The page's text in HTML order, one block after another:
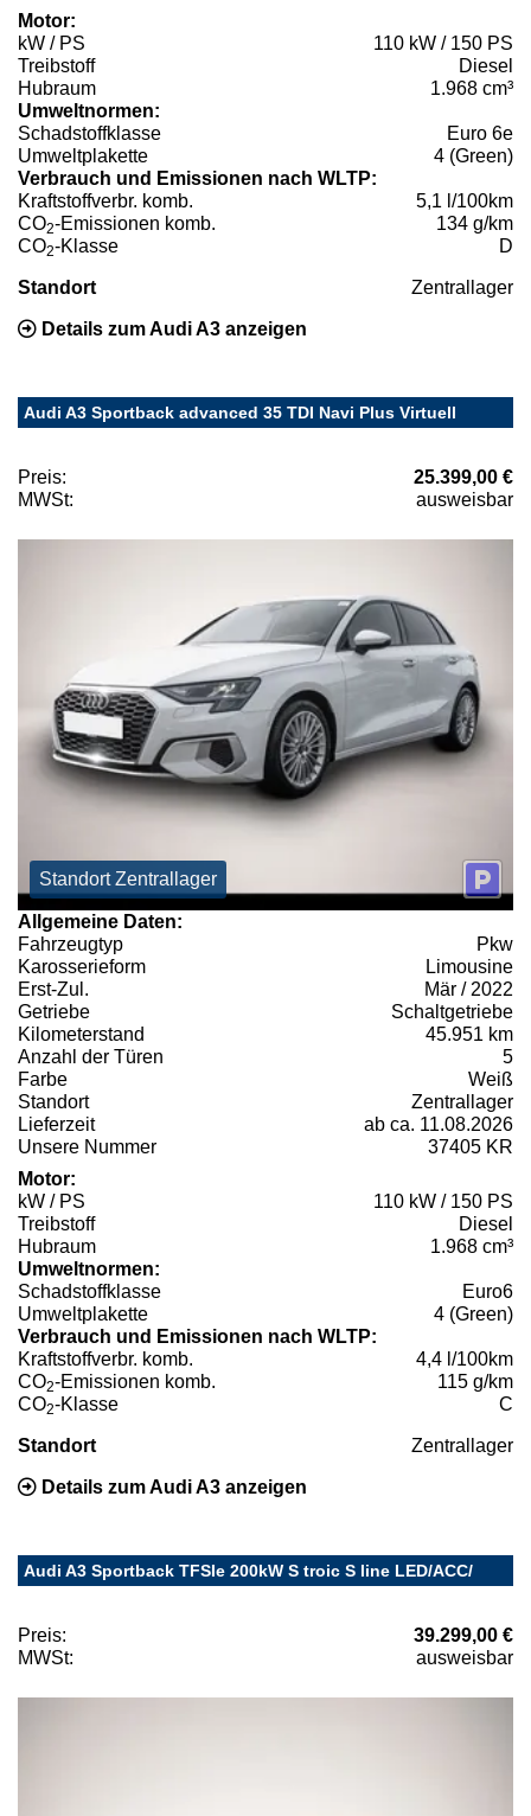
Motor:
kW / PS
110 kW / 150 PS
Treibstoff
Diesel
Hubraum
1.968 cm³
Umweltnormen:
Schadstoffklasse
Euro 6e
Umweltplakette
4 (Green)
Verbrauch und Emissionen nach WLTP:
Kraftstoffverbr. komb.
5,1 l/100km
CO2-Emissionen komb.
134 g/km
CO2-Klasse D
Standort Zentrallager
Details zum Audi A3 anzeigen
Audi A3 Sportback advanced 35 TDI Navi Plus Virtuell
Preis:
25.399,00 €
MWSt:
ausweisbar
Standort Zentrallager
Allgemeine Daten:
Fahrzeugtyp
Pkw
Karosserieform
Limousine
Erst-Zul.
Mär / 2022
Getriebe
Schaltgetriebe
Kilometerstand
45.951 km
Anzahl der Türen
5
Farbe
Weiß
Standort
Zentrallager
Lieferzeit
ab ca. 11.08.2026
Unsere Nummer
37405 KR
Motor:
kW / PS
110 kW / 150 PS
Treibstoff
Diesel
Hubraum
1.968 cm³
Umweltnormen:
Schadstoffklasse
Euro6
Umweltplakette
4 (Green)
Verbrauch und Emissionen nach WLTP:
Kraftstoffverbr. komb.
4,4 l/100km
CO2-Emissionen komb.
115 g/km
CO2-Klasse C
Standort Zentrallager
Details zum Audi A3 anzeigen
Audi A3 Sportback TFSIe 200kW S troic S line LED/ACC/
Preis:
39.299,00 €
MWSt:
ausweisbar